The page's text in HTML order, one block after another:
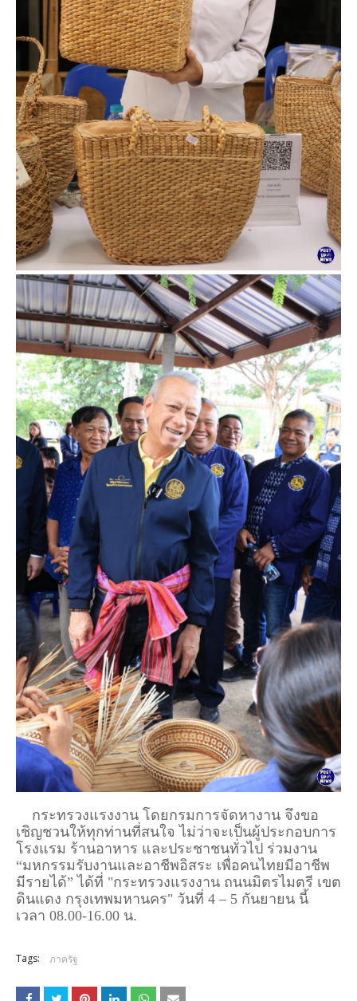
กระทรวงแรงงาน โดยกรมการจัดหางาน จึงขอ
เชิญชวนให้ทุกท่านที่สนใจ ไม่ว่าจะเป็นผู้ประกอบการ
โรงแรม ร้านอาหาร และประชาชนทั่วไป ร่วมงาน
“มหกรรมรับงานและอาชีพอิสระ เพื่อคนไทยมีอาชีพ
มีรายได้” ได้ที่ "กระทรวงแรงงาน ถนนมิตรไมตรี เขต
ดินแดง กรุงเทพมหานคร" วันที่ 4 – 5 กันยายน นี้
เวลา 08.00-16.00 น.
Tags: ภาครัฐ